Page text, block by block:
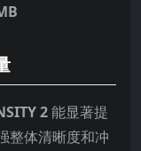
2能显著提
整体清晰度和冲